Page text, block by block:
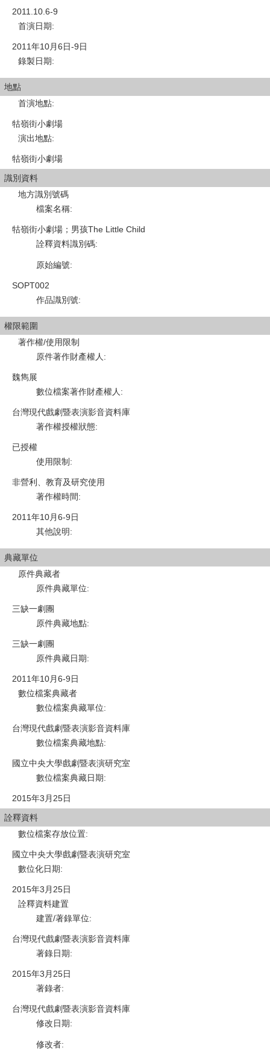
2011.10.6-9
首演日期:
2011年10月6日-9日
錄製日期:
地點
首演地點:
牯嶺街小劇場
演出地點:
牯嶺街小劇場
識別資料
地方識別號碼
檔案名稱:
牯嶺街小劇場；男孩The Little Child
詮釋資料識別碼:
原始編號:
SOPT002
作品識別號:
權限範圍
著作權/使用限制
原件著作財產權人:
魏雋展
數位檔案著作財產權人:
台灣現代戲劇暨表演影音資料庫
著作權授權狀態:
已授權
使用限制 :
非營利、教育及研究使用
著作權時間:
2011年10月6-9日
其他說明:
典藏單位
原件典藏者
原件典藏單位:
三缺一劇團
原件典藏地點:
三缺一劇團
原件典藏日期:
2011年10月6-9日
數位檔案典藏者
數位檔案典藏單位:
台灣現代戲劇暨表演影音資料庫
數位檔案典藏地點:
國立中央大學戲劇暨表演研究室
數位檔案典藏日期:
2015年3月25日
詮釋資料
數位檔案存放位置:
國立中央大學戲劇暨表演研究室
數位化日期:
2015年3月25日
詮釋資料建置
建置/著錄單位:
台灣現代戲劇暨表演影音資料庫
著錄日期:
2015年3月25日
著錄者:
台灣現代戲劇暨表演影音資料庫
修改日期:
修改者: